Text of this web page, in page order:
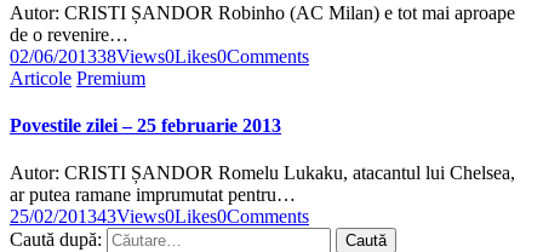
Autor: CRISTI ȘANDOR Robinho (AC Milan) e tot mai aproape
de o revenire…
02/06/201338Views0Likes0Comments
Articole Premium
Povestile zilei – 25 februarie 2013
Autor: CRISTI ȘANDOR Romelu Lukaku, atacantul lui Chelsea,
ar putea ramane imprumutat pentru…
25/02/201343Views0Likes0Comments
Caută după: